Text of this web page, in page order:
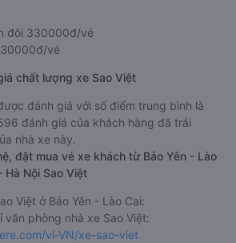
đôi 330000đ/vé
vé
chất lượng xe Sao Việt
đánh giá với số điểm trung bình là
đánh giá của khách hàng đã trải
nhà xe này.
đặt mua vé xe khách từ Bảo Yên - Lào
Hà Nội Sao Việt
Việt ở Bảo Yên - Lào Cai:
văn phòng nhà xe Sao Việt:
vi-VN/xe-sao-viet